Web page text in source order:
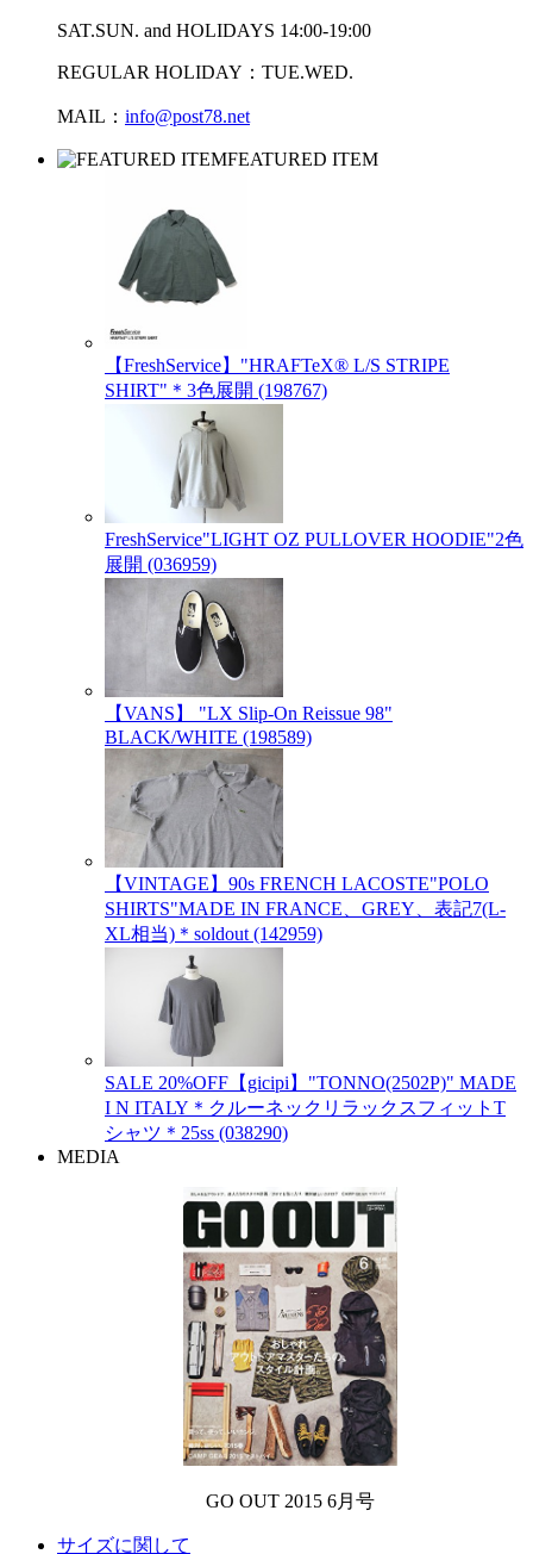
SAT.SUN. and HOLIDAYS 14:00-19:00
REGULAR HOLIDAY：TUE.WED.
MAIL： info@post78.net
FEATURED ITEM
【FreshService】"HRAFTeX® L/S STRIPE
SHIRT"＊3色展開 (198767)
FreshService"LIGHT OZ PULLOVER HOODIE"2色
展開 (036959)
【VANS】 "LX Slip-On Reissue 98"
BLACK/WHITE (198589)
【VINTAGE】90s FRENCH LACOSTE"POLO
SHIRTS"MADE IN FRANCE、GREY、表記7(L-
XL相当)＊soldout (142959)
SALE 20%OFF【gicipi】"TONNO(2502P)" MADE
I N ITALY＊クルーネックリラックスフィットT
シャツ＊25ss (038290)
MEDIA
GO OUT 2015 6月号
サイズに関して